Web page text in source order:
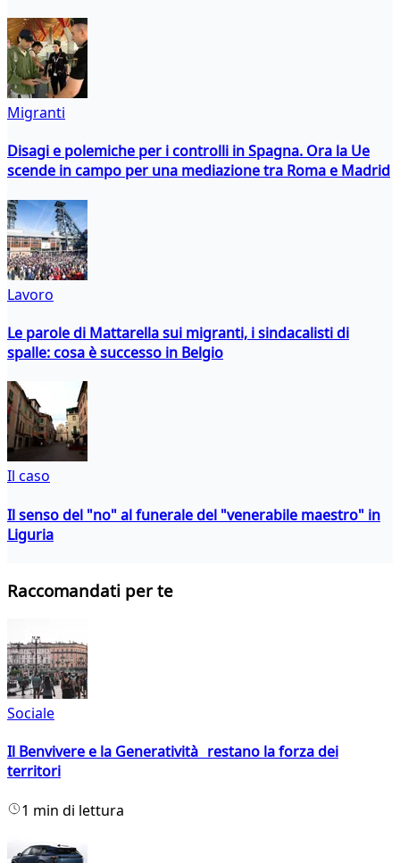
Migranti
Disagi e polemiche per i controlli in Spagna. Ora la Ue
scende in campo per una mediazione tra Roma e Madrid
Lavoro
Le parole di Mattarella sui migranti, i sindacalisti di
spalle: cosa è successo in Belgio
Il caso
Il senso del "no" al funerale del "venerabile maestro" in
Liguria
Raccomandati per te
Sociale
Il Benvivere e la Generatività restano la forza dei
territori
1 min di lettura